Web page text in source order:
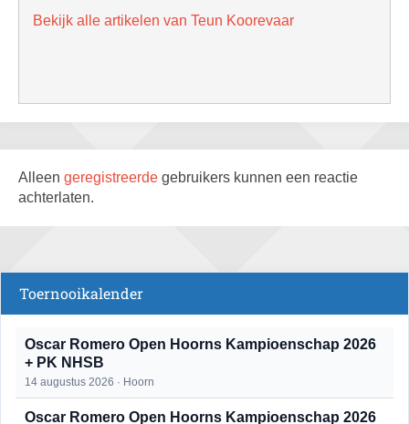
Bekijk alle artikelen van Teun Koorevaar
Alleen geregistreerde gebruikers kunnen een reactie
achterlaten.
Toernooikalender
Oscar Romero Open Hoorns Kampioenschap 2026
+ PK NHSB
14 augustus 2026 · Hoorn
Oscar Romero Open Hoorns Kampioenschap 2026